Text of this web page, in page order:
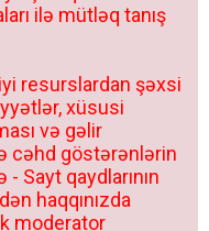
ilə mütləq tanış
resurslardan şəxsi
xüsusi
və gəlir
cəhd göstərənlərin
Sayt qaydlarının
haqqınızda
moderator